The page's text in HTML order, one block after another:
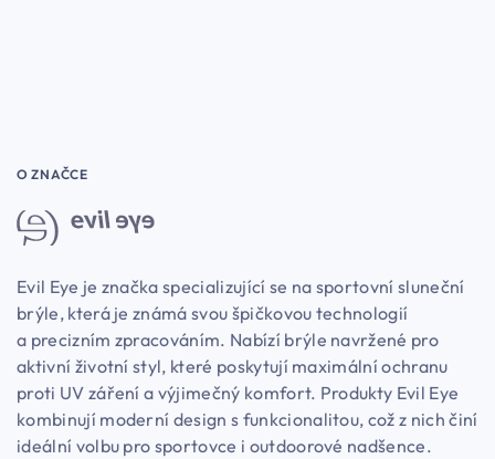
O ZNAČCE
Evil Eye je značka specializující se na sportovní sluneční
brýle, která je známá svou špičkovou technologií
a precizním zpracováním. Nabízí brýle navržené pro
aktivní životní styl, které poskytují maximální ochranu
proti UV záření a výjimečný komfort. Produkty Evil Eye
kombinují moderní design s funkcionalitou, což z nich činí
ideální volbu pro sportovce i outdoorové nadšence.